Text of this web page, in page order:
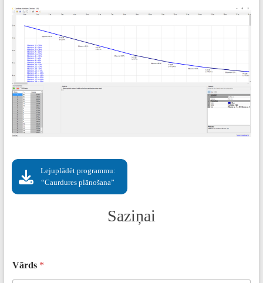
Lejuplādēt programmu:
“Caurdures plānošana”
Saziņai
Vārds *